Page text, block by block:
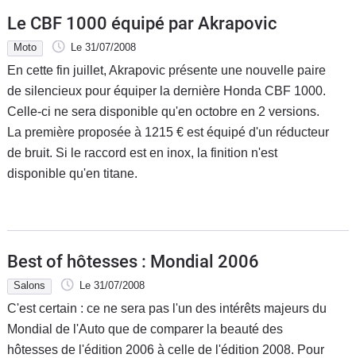
Le CBF 1000 équipé par Akrapovic
Moto Le 31/07/2008
En cette fin juillet, Akrapovic présente une nouvelle paire
de silencieux pour équiper la dernière Honda CBF 1000.
Celle-ci ne sera disponible qu'en octobre en 2 versions.
La première proposée à 1215 € est équipé d'un réducteur
de bruit. Si le raccord est en inox, la finition n'est
disponible qu'en titane.
Best of hôtesses : Mondial 2006
Salons Le 31/07/2008
C'est certain : ce ne sera pas l'un des intérêts majeurs du
Mondial de l'Auto que de comparer la beauté des
hôtesses de l'édition 2006 à celle de l'édition 2008. Pour